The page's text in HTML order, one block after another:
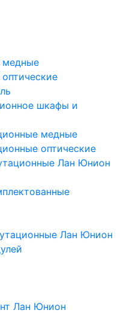
медные
шкафы и
медные
оптические
Лан Юнион
Лан Юнион
Лан Юнион